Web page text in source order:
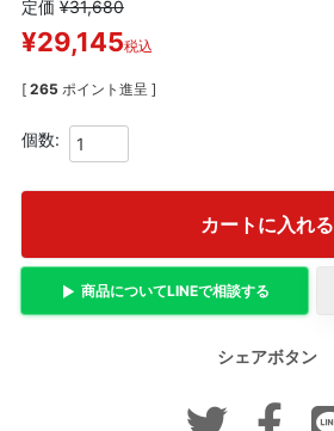
定価 ¥31,680
¥29,145税込
[ 265 ポイント進呈 ]
カートに入れる
商品についてLINEで相談する
シェアボタン